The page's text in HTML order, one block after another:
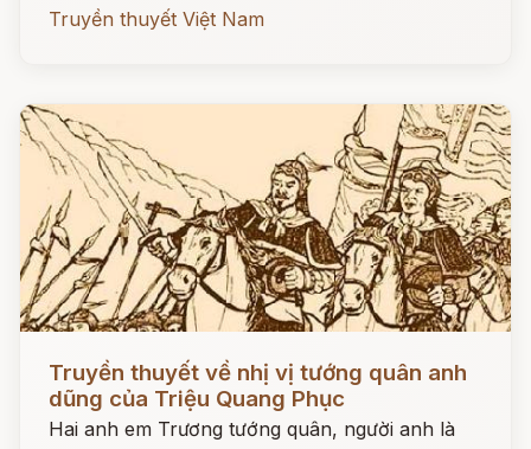
Truyền thuyết Việt Nam
Đọc ngay
Truyền thuyết về nhị vị tướng quân anh
dũng của Triệu Quang Phục
Hai anh em Trương tướng quân, người anh là